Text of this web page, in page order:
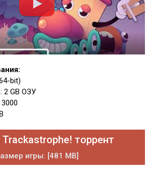
bit)
2 GB ОЗУ
Trackastrophe! торрент
игры: [481 MB]